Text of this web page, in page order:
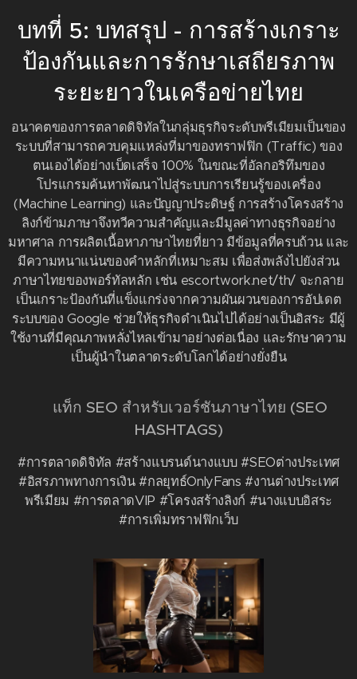
บทที่ 5: บทสรุป - การสร้างเกราะ
ป้องกันและการรักษาเสถียรภาพ
ระยะยาวในเครือข่ายไทย
อนาคตของการตลาดดิจิทัลในกลุ่มธุรกิจระดับพรีเมียมเป็นของ
ระบบที่สามารถควบคุมแหล่งที่มาของทราฟฟิก (Traffic) ของ
ตนเองได้อย่างเบ็ดเสร็จ 100% ในขณะที่อัลกอริทึมของ
โปรแกรมค้นหาพัฒนาไปสู่ระบบการเรียนรู้ของเครื่อง
(Machine Learning) และปัญญาประดิษฐ์ การสร้างโครงสร้าง
ลิงก์ข้ามภาษาจึงทวีความสำคัญและมีมูลค่าทางธุรกิจอย่าง
มหาศาล การผลิตเนื้อหาภาษาไทยที่ยาว มีข้อมูลที่ครบถ้วน และ
มีความหนาแน่นของคำหลักที่เหมาะสม เพื่อส่งพลังไปยังส่วน
ภาษาไทยของพอร์ทัลหลัก เช่น escortwork.net/th/ จะกลาย
เป็นเกราะป้องกันที่แข็งแกร่งจากความผันผวนของการอัปเดต
ระบบของ Google ช่วยให้ธุรกิจดำเนินไปได้อย่างเป็นอิสระ มีผู้
ใช้งานที่มีคุณภาพหลั่งไหลเข้ามาอย่างต่อเนื่อง และรักษาความ
เป็นผู้นำในตลาดระดับโลกได้อย่างยั่งยืน
🏷️ แท็ก SEO สำหรับเวอร์ชันภาษาไทย (SEO
HASHTAGS)
#การตลาดดิจิทัล #สร้างแบรนด์นางแบบ #SEOต่างประเทศ
#อิสรภาพทางการเงิน #กลยุทธ์OnlyFans #งานต่างประเทศ
พรีเมียม #การตลาดVIP #โครงสร้างลิงก์ #นางแบบอิสระ
#การเพิ่มทราฟฟิกเว็บ